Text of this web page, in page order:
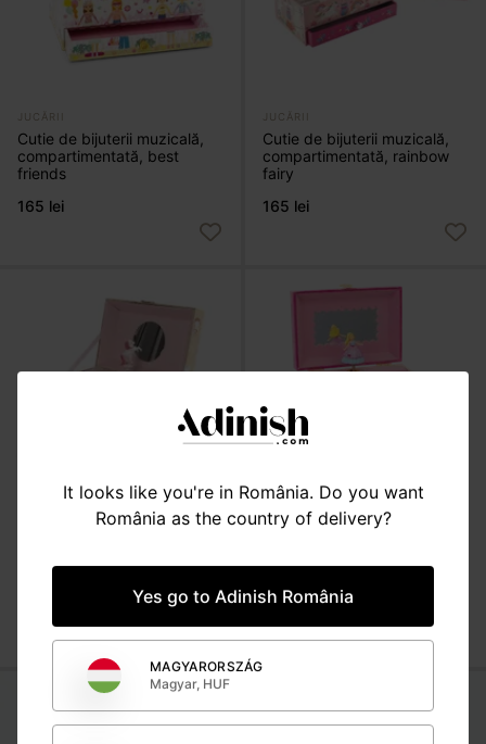
JUCĂRII
Cutie de bijuterii muzicală,
compartimentată, best
friends
165 lei
JUCĂRII
Cutie de bijuterii muzicală,
compartimentată, rainbow
fairy
165 lei
compartimentată, unicorn
190 lei
It looks like you're in România. Do you want
România as the country of delivery?
Yes go to Adinish România
MAGYARORSZÁG
Magyar, HUF